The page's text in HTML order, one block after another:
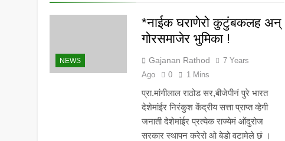
NEWS
*नाईक घराणेरो कुटुंबकलह अन्
गोरसमाजेर भुमिका !
Gajanan Rathod
7 Years
Ago
0 1 Mins
प्रा.मांगीलाल राठोड सर,बीजेपीनं पुरे भारत
देशेमांईर निरंकुश केंद्रीय सत्ता प्राप्त व्हेगी
जनाती देशेमांईर प्रत्येक राज्येमं ओंदुरोज
सरकार स्थापन करेरो ओ बेडो वटामेले छं ।